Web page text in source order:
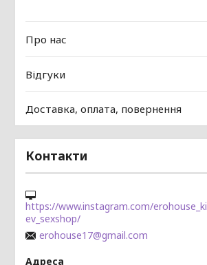
Про нас
Відгуки
Доставка, оплата, повернення
Контакти
https://www.instagram.com/erohouse_ki
ev_sexshop/
erohouse17@gmail.com